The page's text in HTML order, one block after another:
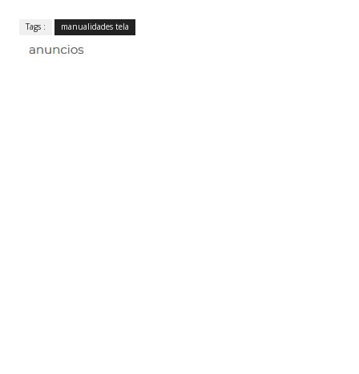
Tags : manualidades tela